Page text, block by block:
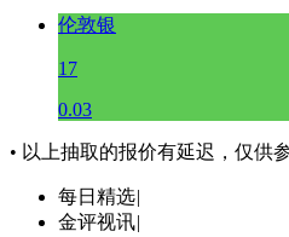
伦敦银
17
0.03
• 以上抽取的报价有延迟，仅供
每日精选|
金评视讯|